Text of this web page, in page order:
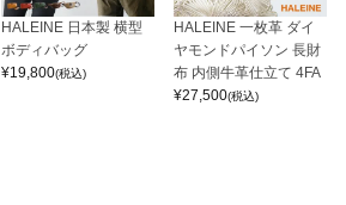
HALEINE 日本製 横型
ボディバッグ
¥19,800(税込)
HALEINE 一枚革 ダイ
ヤモンドパイソン 長財
布 内側牛革仕立て 4FA
¥27,500(税込)